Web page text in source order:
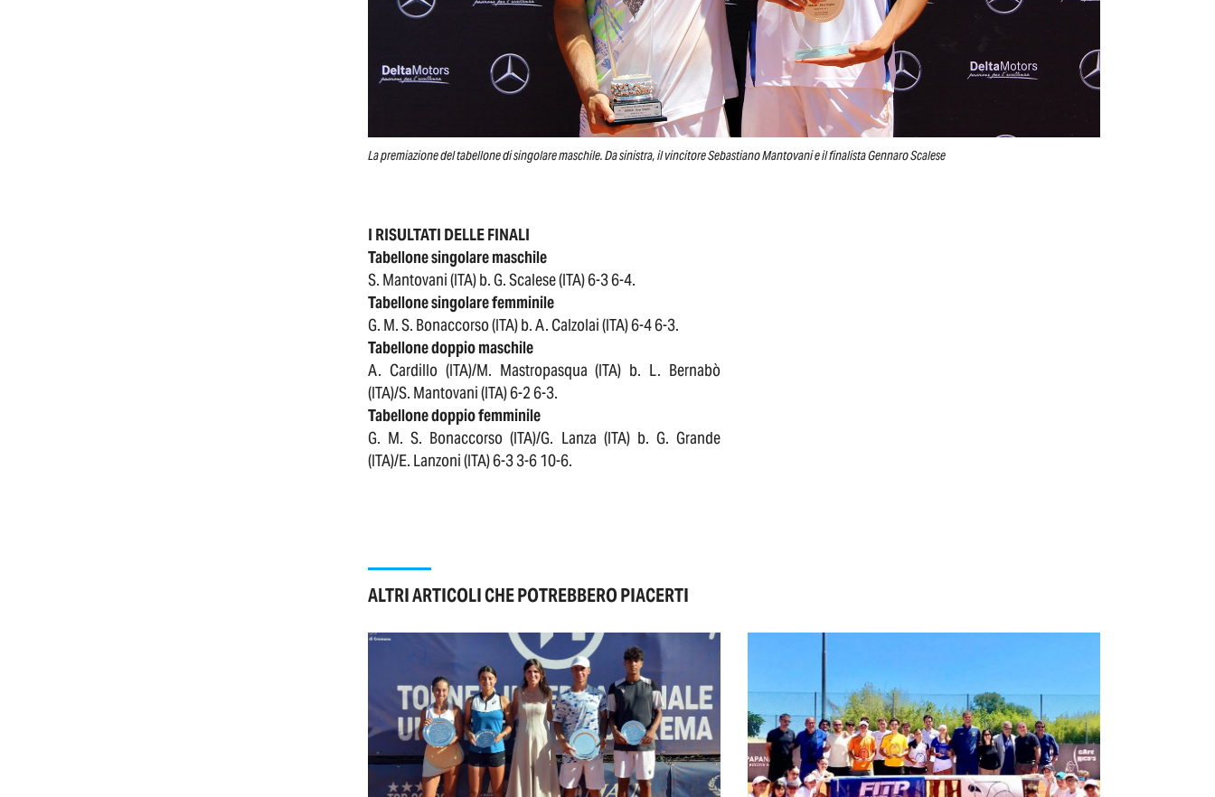
La premiazione del tabellone di singolare maschile. Da sinistra, il vincitore Sebastiano Mantovani e il finalista Gennaro Scalese
I RISULTATI DELLE FINALI
Tabellone singolare maschile
S. Mantovani (ITA) b. G. Scalese (ITA) 6-3 6-4.
Tabellone singolare femminile
G. M. S. Bonaccorso (ITA) b. A. Calzolai (ITA) 6-4 6-3.
Tabellone doppio maschile
A. Cardillo (ITA)/M. Mastropasqua (ITA) b. L. Bernabò
(ITA)/S. Mantovani (ITA) 6-2 6-3.
Tabellone doppio femminile
G. M. S. Bonaccorso (ITA)/G. Lanza (ITA) b. G. Grande
(ITA)/E. Lanzoni (ITA) 6-3 3-6 10-6.
ALTRI ARTICOLI CHE POTREBBERO PIACERTI